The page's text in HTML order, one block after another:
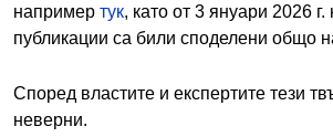
например тук, като от 3 януари 2026 г.
публикации са били споделени общо
Според властите и експертите тези
неверни.